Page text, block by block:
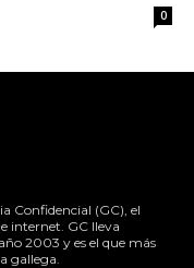
0
Confidencial (GC), el
internet. GC lleva
2003 y es el que más
gallega.